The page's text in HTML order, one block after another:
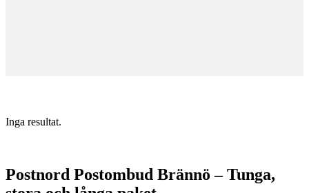
Inga resultat.
Postnord Postombud Brännö – Tunga,